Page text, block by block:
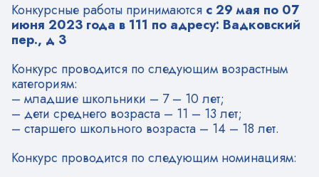
Конкурсные работы принимаются с 29 мая по 07
июня 2023 года в 111 по адресу: Вадковский
пер., д 3
Конкурс проводится по следующим возрастным
категориям:
– младшие школьники – 7 – 10 лет;
– дети среднего возраста – 11 – 13 лет;
– старшего школьного возраста – 14 – 18 лет.
Конкурс проводится по следующим номинациям: